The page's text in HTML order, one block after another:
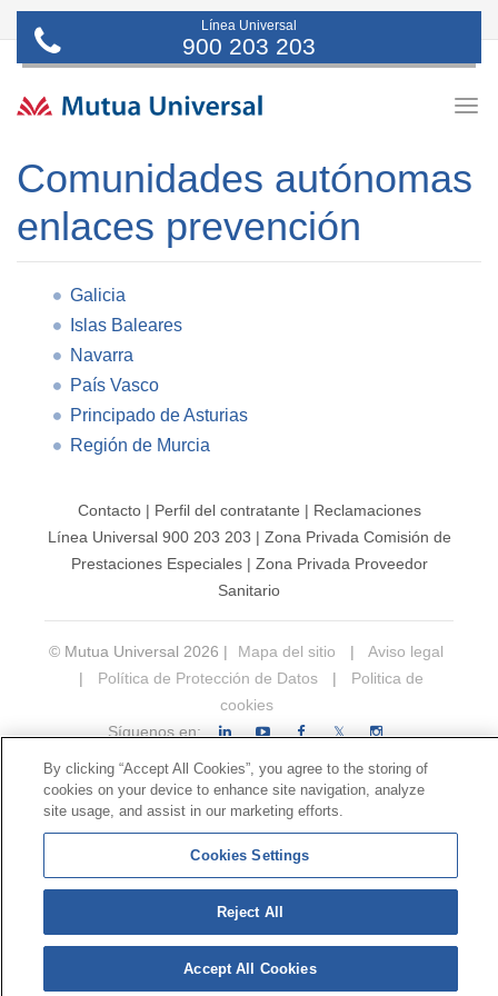
Línea Universal
900 203 203
Comunidades autónomas
enlaces prevención
Galicia
Islas Baleares
Navarra
País Vasco
Principado de Asturias
Región de Murcia
Contacto| Perfil del contratante | Reclamaciones
Línea Universal 900 203 203 | Zona Privada Comisión de
Prestaciones Especiales| Zona Privada Proveedor
Sanitario
© Mutua Universal 2026 | Mapa del sitio |
Aviso legal
|
Política de Protección de Datos |
Politica de
cookies
Síguenos en:
𝕏
By clicking “Accept All Cookies”, you agree to the storing of
cookies on your device to enhance site navigation, analyze
site usage, and assist in our marketing efforts.
Cookies Settings
Reject All
Accept All Cookies